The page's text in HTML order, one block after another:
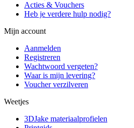
Acties & Vouchers
Heb je verdere hulp nodig?
Mijn account
Aanmelden
Registreren
Wachtwoord vergeten?
Waar is mijn levering?
Voucher verzilveren
Weetjes
3DJake materiaalprofielen